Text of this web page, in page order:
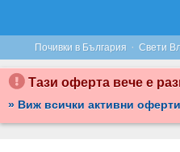
Почивки в България · Свети
Тази оферта вече е
» Виж всички активни